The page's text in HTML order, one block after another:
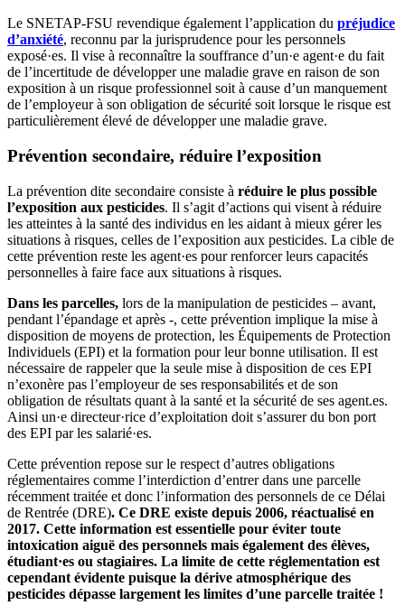
Le SNETAP-FSU revendique également l’application du préjudice
d’anxiété, reconnu par la jurisprudence pour les personnels
exposé·es. Il vise à reconnaître la souffrance d’un·e agent·e du fait
de l’incertitude de développer une maladie grave en raison de son
exposition à un risque professionnel soit à cause d’un manquement
de l’employeur à son obligation de sécurité soit lorsque le risque est
particulièrement élevé de développer une maladie grave.
Prévention secondaire, réduire l’exposition
La prévention dite secondaire consiste à réduire le plus possible
l’exposition aux pesticides. Il s’agit d’actions qui visent à réduire
les atteintes à la santé des individus en les aidant à mieux gérer les
situations à risques, celles de l’exposition aux pesticides. La cible de
cette prévention reste les agent·es pour renforcer leurs capacités
personnelles à faire face aux situations à risques.
Dans les parcelles, lors de la manipulation de pesticides – avant,
pendant l’épandage et après -, cette prévention implique la mise à
disposition de moyens de protection, les Équipements de Protection
Individuels (EPI) et la formation pour leur bonne utilisation. Il est
nécessaire de rappeler que la seule mise à disposition de ces EPI
n’exonère pas l’employeur de ses responsabilités et de son
obligation de résultats quant à la santé et la sécurité de ses agent.es.
Ainsi un·e directeur·rice d’exploitation doit s’assurer du bon port
des EPI par les salarié·es.
Cette prévention repose sur le respect d’autres obligations
réglementaires comme l’interdiction d’entrer dans une parcelle
récemment traitée et donc l’information des personnels de ce Délai
de Rentrée (DRE). Ce DRE existe depuis 2006, réactualisé en
2017. Cette information est essentielle pour éviter toute
intoxication aiguë des personnels mais également des élèves,
étudiant·es ou stagiaires. La limite de cette réglementation est
cependant évidente puisque la dérive atmosphérique des
pesticides dépasse largement les limites d’une parcelle traitée !